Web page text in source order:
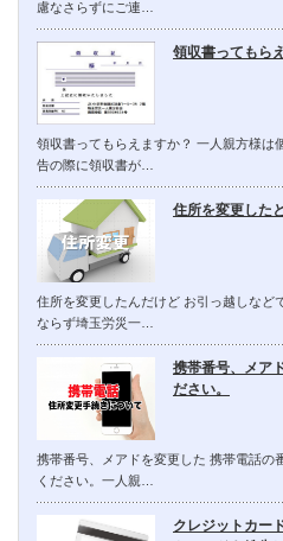
慮なさらずにご連…
領収書ってもら
領収書ってもらえますか？ 一人親方様は
告の際に領収書が…
住所を変更した
住所を変更したんだけど お引っ越しなど
ならず埼玉労災一…
携帯番号、メア
ださい。
携帯番号、メアドを変更した 携帯電話の
ください。一人親…
クレジットカー